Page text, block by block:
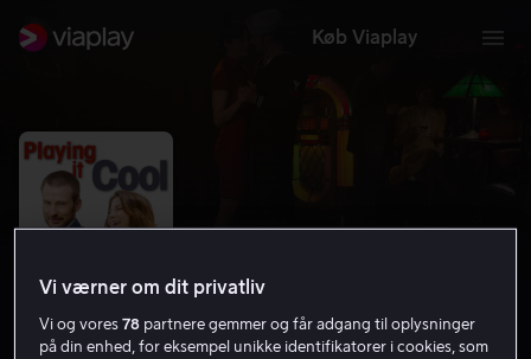
Køb Viaplay
Vi værner om dit privatliv
Vi og vores78 partnere gemmer og får adgang til oplysninger
på din enhed, for eksempel unikke identifikatorer i cookies, som